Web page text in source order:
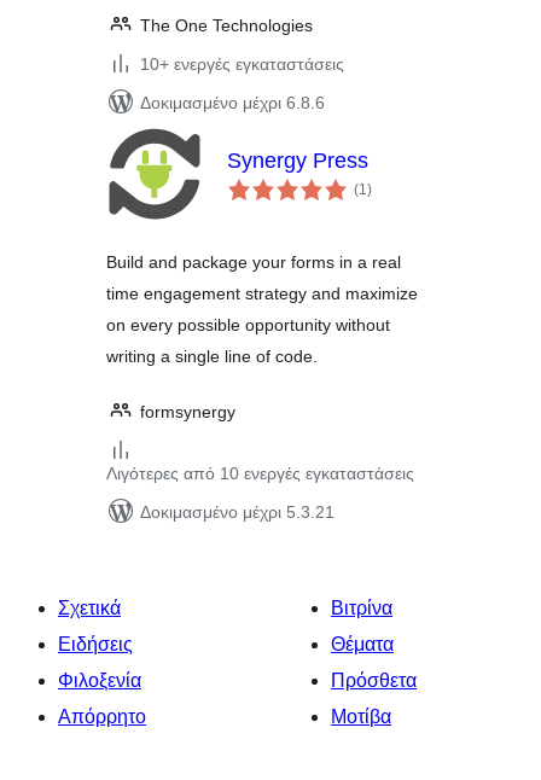
The One Technologies
10+ ενεργές εγκαταστάσεις
Δοκιμασμένο μέχρι 6.8.6
Synergy Press
(1αξιολογήσεις
σύνολο
)
Build and package your forms in a real
time engagement strategy and maximize
on every possible opportunity without
writing a single line of code.
formsynergy
Λιγότερες από 10 ενεργές εγκαταστάσεις
Δοκιμασμένο μέχρι 5.3.21
Σχετικά
Ειδήσεις
Φιλοξενία
Απόρρητο
Βιτρίνα
Θέματα
Πρόσθετα
Μοτίβα